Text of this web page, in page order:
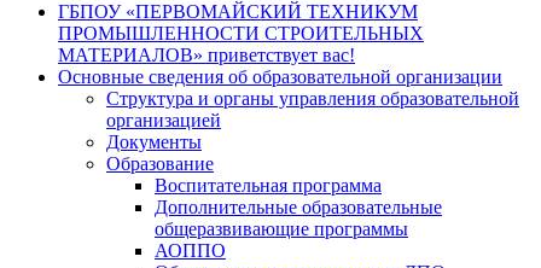
ГБПОУ «ПЕРВОМАЙСКИЙ ТЕХНИКУМ
ПРОМЫШЛЕННОСТИ СТРОИТЕЛЬНЫХ
МАТЕРИАЛОВ» приветствует вас!
Основные сведения об образовательной организации
Структура и органы управления образовательной
организацией
Документы
Образование
Воспитательная программа
Дополнительные образовательные
общеразвивающие программы
АОППО